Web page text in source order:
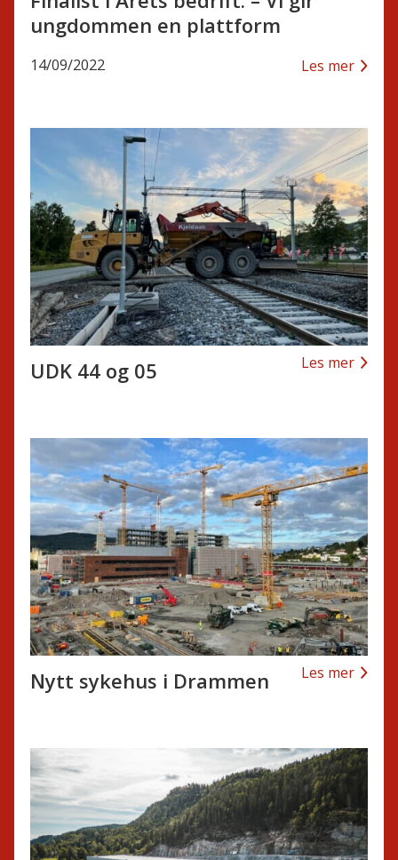
ungdommen en plattform
14/09/2022 Les mer
UDK 44 og 05 Les mer
Nytt sykehus i Drammen Les mer